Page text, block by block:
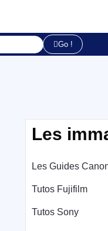
Go !
Les
Les Guides
Tutos Fujifilm
Tutos Sony